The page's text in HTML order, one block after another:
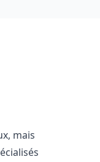
mais